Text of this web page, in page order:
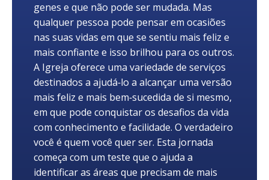
genes e que não pode ser mudada. Mas
qualquer pessoa pode pensar em ocasiões
nas suas vidas em que se sentiu mais feliz e
mais confiante e isso brilhou para os outros.
A Igreja oferece uma variedade de serviços
destinados a ajudá‑lo a alcançar uma versão
mais feliz e mais bem‑sucedida de si mesmo,
em que pode conquistar os desafios da vida
com conhecimento e facilidade. O verdadeiro
você é quem você quer ser. Esta jornada
começa com um teste que o ajuda a
identificar as áreas que precisam de mais